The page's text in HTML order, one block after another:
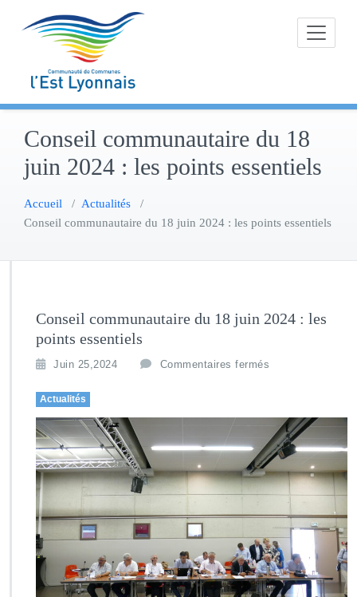
Conseil communautaire du 18
juin 2024 : les points essentiels
Accueil / Actualités /
Conseil communautaire du 18 juin 2024 : les points essentiels
Conseil communautaire du 18 juin 2024 : les
points essentiels
Juin 25,2024 Commentaires fermés
Actualités